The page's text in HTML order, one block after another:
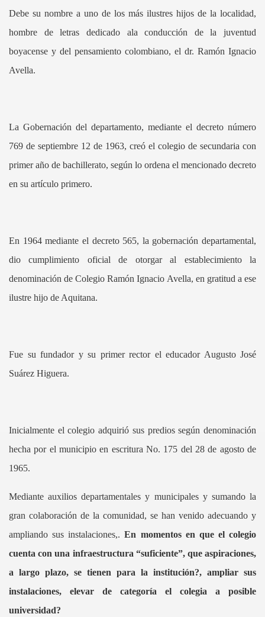
Debe su nombre a uno de los más ilustres hijos de la localidad,
hombre de letras dedicado ala conducción de la juventud
boyacense y del pensamiento colombiano, el dr. Ramón Ignacio
Avella.
La Gobernación del departamento, mediante el decreto número
769 de septiembre 12 de 1963, creó el colegio de secundaria con
primer año de bachillerato, según lo ordena el mencionado decreto
en su artículo primero.
En 1964 mediante el decreto 565, la gobernación departamental,
dio cumplimiento oficial de otorgar al establecimiento la
denominación de Colegio Ramón Ignacio Avella, en gratitud a ese
ilustre hijo de Aquitana.
Fue su fundador y su primer rector el educador Augusto José
Suárez Higuera.
Inicialmente el colegio adquirió sus predios según denominación
hecha por el municipio en escritura No. 175 del 28 de agosto de
1965.
Mediante auxilios departamentales y municipales y sumando la
gran colaboración de la comunidad, se han venido adecuando y
ampliando sus instalaciones,.En momentos en que el colegio
cuenta con una infraestructura “suficiente”, que aspiraciones,
a largo plazo, se tienen para la institución?, ampliar sus
instalaciones, elevar de categoría el colegia a posible
universidad?